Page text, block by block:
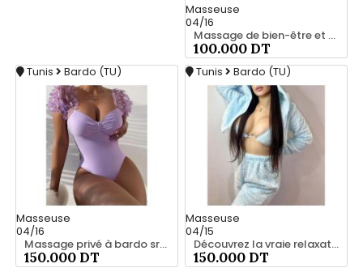
Masseuse
04/16
Massage de bien-être et confort 25 926 213
100.000 DT
Tunis Bardo (TU)
Masseuse
04/16
Massage privé à bardo srd 55066248
150.000 DT
Tunis Bardo (TU)
Masseuse
04/15
Découvrez la vraie relaxation pour les hommes srd à bardo 55066248
150.000 DT